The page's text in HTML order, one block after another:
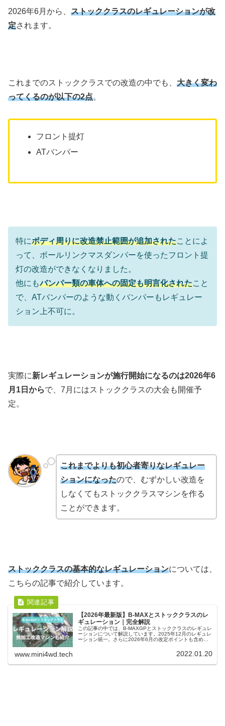
2026年6月から、 ストッククラスのレギュレーションが改
定されます。
これまでのストッククラスでの改造の中でも、 大きく変わ
ってくるのが以下の2点。
フロント提灯
ATバンパー
特にボディ周りに改造禁止範囲が追加されたことによ
って、ボールリンクマスダンパーを使ったフロント提
灯の改造ができなくなりました。
他にもバンパー類の車体への固定も明言化されたこと
で、ATバンパーのような動くバンパーもレギュレー
ション上不可に。
実際に新レギュレーションが施行開始になるのは2026年6
月1日からで、7月にはストッククラスの大会も開催予
定。
これまでよりも初心者寄りなレギュレー
ションになったので、むずかしい改造を
しなくてもストッククラスマシンを作る
ことができます。
ストッククラスの基本的なレギュレーションについては、
こちらの記事で紹介しています。
【2026年最新版】B-MAXとストッククラスのレ
ギュレーション｜完全解説
この記事の中では、B-MAXGPとストッククラスのレギュレ
ーションについて解説しています。2025年12月のレギュレ
ーション統一。さらに2026年6月の改定ポイントも含め
www.mini4wd.tech 2022.01.20